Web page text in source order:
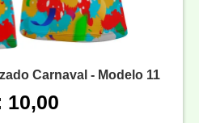
Carnaval - Modelo 11
10,00